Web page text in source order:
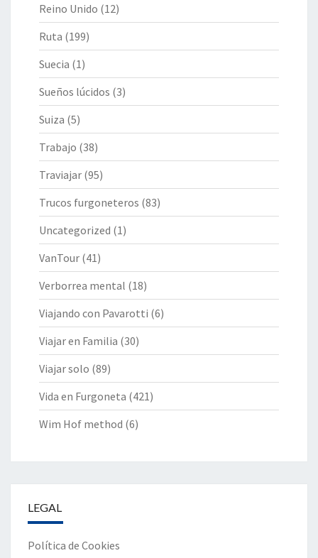
Reino Unido (12)
Ruta (199)
Suecia (1)
Sueños lúcidos (3)
Suiza (5)
Trabajo (38)
Traviajar (95)
Trucos furgoneteros (83)
Uncategorized (1)
VanTour (41)
Verborrea mental (18)
Viajando con Pavarotti (6)
Viajar en Familia (30)
Viajar solo (89)
Vida en Furgoneta (421)
Wim Hof method (6)
LEGAL
Política de Cookies